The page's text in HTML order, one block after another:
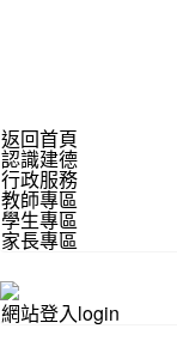
返回首頁
認識建德
行政服務
教師專區
學生專區
家長專區
網站登入login